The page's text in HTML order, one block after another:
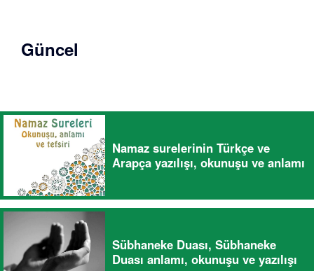
Güncel
Namaz surelerinin Türkçe ve
Arapça yazılışı, okunuşu ve anlamı
Sübhaneke Duası, Sübhaneke
Duası anlamı, okunuşu ve yazılışı